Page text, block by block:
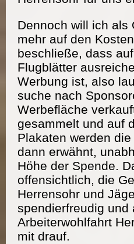
Dennoch will ich als
mehr auf den
beschließe, dass
Flugblätter
Werbung ist, also
suche nach
Werbefläche
gesammelt und auf
Plakaten werden
dann erwähnt,
Höhe der Spende.
offensichtlich, die
Herrensohr und
spendierfreudig und
Arbeiterwohlfahrt
mit drauf.